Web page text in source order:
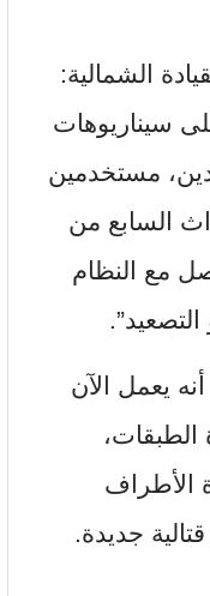
الشمالية:
سيناريوهات
مستخدمين
السابع من
مع النظام
يعمل الآن
الطبقات،
الأطراف
جديدة.